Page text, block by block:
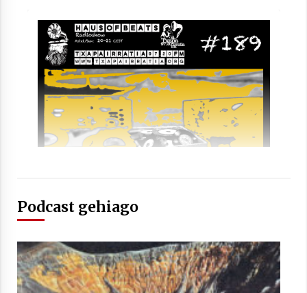
Arrosaren laburpen bideoa Hamaika
Telebistaren eskutik
2021/06/30
Podcast gehiago